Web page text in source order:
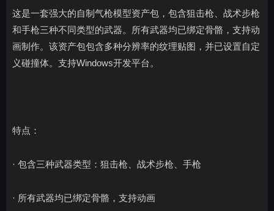
这是一套强大的自制气枪模型资产包，包含狙击枪、战术步枪
和手枪三种不同类型的武器。所有武器均已绑定骨骼，支持动
画制作。该资产包包含多种分辨率的纹理贴图，并已设置自定
义碰撞体。支持Windows开发平台。
特点：
· 包含三种武器类型：狙击枪、战术步枪、手枪
· 所有武器均已绑定骨骼，支持动画